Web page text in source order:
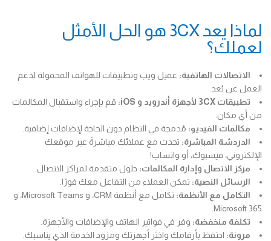
لماذا يعد 3CX هو الحل الأمثل
لعملك؟
الاتصالات الهاتفية: عميل ويب وتطبيقات للهواتف المحمولة لدعم
العمل عن بُعد.
تطبيقات 3CX لأجهزة أندرويد و iOS:
قم بإجراء واستقبال المكالمات
من أي مكان.
مكالمات الفيديو: مُدمجة في النظام دون الحاجة لإضافات إضافية.
الدردشة المباشرة: تحدث مع عملائك مباشرةً عبر موقعك
الإلكتروني، فيسبوك، أو واتساب!
مركز الاتصال وإدارة المكالمات: حلول متقدمة لمراكز الاتصال.
الرسائل النصية: تمكن العملاء من التفاعل معك فورًا.
التكامل مع الأنظمة:
تكامل مع أنظمة CRM، و Microsoft Teams، و
Microsoft 365.
تكلفة منخفضة: وفر في فواتير الهاتف والإضافات والأجهزة.
مرونة: احتفظ بأرقامك واختَر أجهزتك ومزود الخدمة الذي يناسبك.